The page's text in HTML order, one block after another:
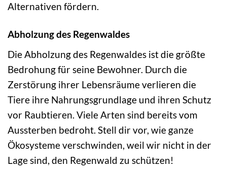
Alternativen fördern.
Abholzung des Regenwaldes
Die Abholzung des Regenwaldes ist die größte
Bedrohung für seine Bewohner. Durch die
Zerstörung ihrer Lebensräume verlieren die
Tiere ihre Nahrungsgrundlage und ihren Schutz
vor Raubtieren. Viele Arten sind bereits vom
Aussterben bedroht. Stell dir vor, wie ganze
Ökosysteme verschwinden, weil wir nicht in der
Lage sind, den Regenwald zu schützen!